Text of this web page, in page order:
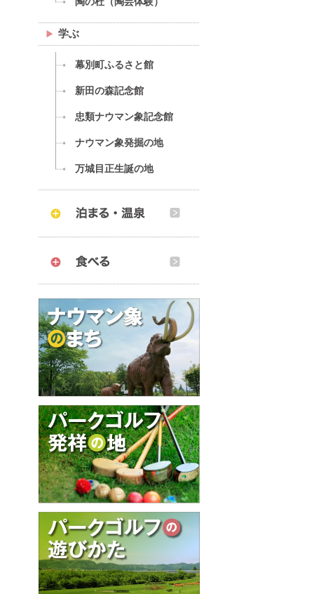
学ぶ
幕別町ふるさと館
新田の森記念館
忠類ナウマン象記念館
ナウマン象発掘の地
万城目正生誕の地